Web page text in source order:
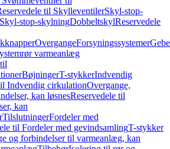
til SkylleventilerSkyl-stop-
stop-skylningDobbeltskylReservedele
OvergangeForsyningssystemer
varmeanlæg
BøjningerT-stykkerIndvendig
Indvendig cirkulationOvergange,
kan løsnesReservedele til
kan
TilslutningerFordeler med
til Fordeler med gevindsamlingT-stykker
og forbindelser til varmeanlæg, kan